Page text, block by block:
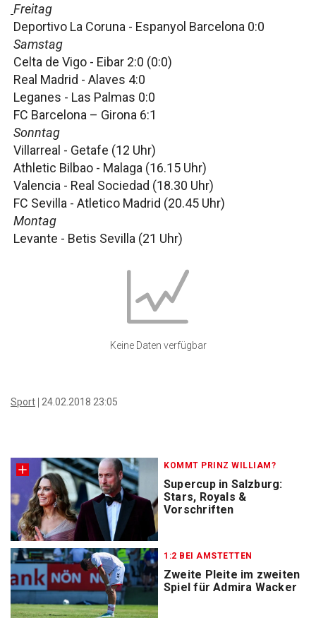
Freitag
Deportivo La Coruna - Espanyol Barcelona 0:0
Samstag
Celta de Vigo - Eibar 2:0 (0:0)
Real Madrid - Alaves 4:0
Leganes - Las Palmas 0:0
FC Barcelona – Girona 6:1
Sonntag
Villarreal - Getafe (12 Uhr)
Athletic Bilbao - Malaga (16.15 Uhr)
Valencia - Real Sociedad (18.30 Uhr)
FC Sevilla - Atletico Madrid (20.45 Uhr)
Montag
Levante - Betis Sevilla (21 Uhr)
Keine Daten verfügbar
Sport 24.02.2018 23:05
KOMMT PRINZ WILLIAM?
Supercup in Salzburg:
Stars, Royals &
Vorschriften
1:2 BEI AMSTETTEN
Zweite Pleite im zweiten
Spiel für Admira Wacker